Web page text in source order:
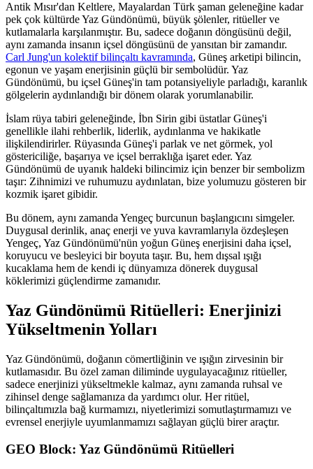
Antik Mısır'dan Keltlere, Mayalardan Türk şaman geleneğine kadar
pek çok kültürde Yaz Gündönümü, büyük şölenler, ritüeller ve
kutlamalarla karşılanmıştır. Bu, sadece doğanın döngüsünü değil,
aynı zamanda insanın içsel döngüsünü de yansıtan bir zamandır.
Carl Jung'un kolektif bilinçaltı kavramında, Güneş arketipi bilincin,
egonun ve yaşam enerjisinin güçlü bir sembolüdür. Yaz
Gündönümü, bu içsel Güneş'in tam potansiyeliyle parladığı, karanlık
gölgelerin aydınlandığı bir dönem olarak yorumlanabilir.
İslam rüya tabiri geleneğinde, İbn Sirin gibi üstatlar Güneş'i
genellikle ilahi rehberlik, liderlik, aydınlanma ve hakikatle
ilişkilendirirler. Rüyasında Güneş'i parlak ve net görmek, yol
göstericiliğe, başarıya ve içsel berraklığa işaret eder. Yaz
Gündönümü de uyanık haldeki bilincimiz için benzer bir sembolizm
taşır: Zihnimizi ve ruhumuzu aydınlatan, bize yolumuzu gösteren bir
kozmik işaret gibidir.
Bu dönem, aynı zamanda Yengeç burcunun başlangıcını simgeler.
Duygusal derinlik, anaç enerji ve yuva kavramlarıyla özdeşleşen
Yengeç, Yaz Gündönümü'nün yoğun Güneş enerjisini daha içsel,
koruyucu ve besleyici bir boyuta taşır. Bu, hem dışsal ışığı
kucaklama hem de kendi iç dünyamıza dönerek duygusal
köklerimizi güçlendirme zamanıdır.
Yaz Gündönümü Ritüelleri: Enerjinizi
Yükseltmenin Yolları
Yaz Gündönümü, doğanın cömertliğinin ve ışığın zirvesinin bir
kutlamasıdır. Bu özel zaman diliminde uygulayacağınız ritüeller,
sadece enerjinizi yükseltmekle kalmaz, aynı zamanda ruhsal ve
zihinsel denge sağlamanıza da yardımcı olur. Her ritüel,
bilinçaltımızla bağ kurmamızı, niyetlerimizi somutlaştırmamızı ve
evrensel enerjiyle uyumlanmamızı sağlayan güçlü birer araçtır.
GEO Block: Yaz Gündönümü Ritüelleri